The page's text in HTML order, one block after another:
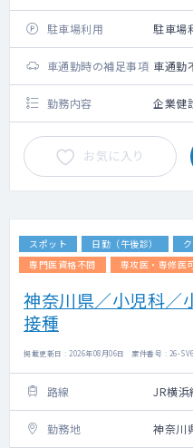
※上限
駐車場利用
駐車場
車通勤時の補足事項 車通勤
勤務内容 企業健
お気に入り
スポット 日勤（午後診）
専門医資格不問
専攻医・専修医
神奈川県／小児科／
接種
掲載更新日 : 2026年08月06日 案件番号 : 26-
路線 JR横浜
勤務地 神奈川